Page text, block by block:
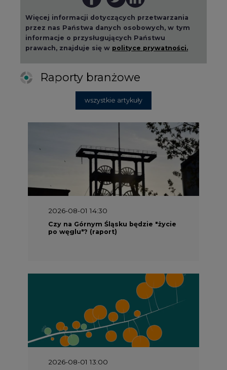
Więcej informacji dotyczących przetwarzania
przez nas Państwa danych osobowych, w tym
informacje o przysługujących Państwu
prawach, znajduje się w polityce prywatności.
Raporty branżowe
wszystkie artykuły
2026-08-01 14:30
Czy na Górnym Śląsku będzie "życie
po węglu"? (raport)
2026-08-01 13:00